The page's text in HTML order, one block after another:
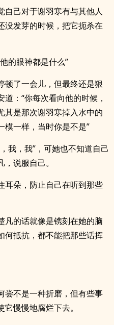
自己对于谢羽寒有与其他人
没发芽的时候，把它扼杀在
的眼神都是什么”
顿了一会儿，但最终还是狠
：“你每次看向他的时候，
其是那次谢羽寒掉入水中的
模一样，当时你是不是”
我，我”，可她也不知道自己
说服自己。
耳朵，防止自己在听到那些
凡的话就像是镌刻在她的脑
何抵抗，都不能把那些话挥
尝不是一种折磨，但有些事
慢慢地腐烂下去。